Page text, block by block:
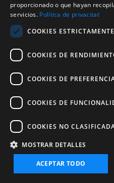
Síguenos
Con el soporte de:
Copyright 2026 Ajuntament de
proporcionado o que hayan
servicios. Política de privacitat
COOKIES
COOKIES DE
COOKIES DE
COOKIES DE
COOKIES NO
MOSTRAR DETALLES
ACEPTAR TODO